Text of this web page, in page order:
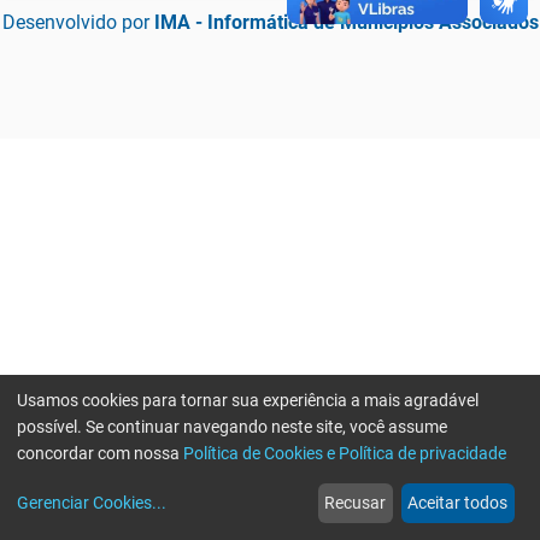
Desenvolvido por IMA - Informática de Municípios Associados
web
Notícias
more_horiz
Mais
Usamos cookies para tornar sua experiência a mais agradável
possível. Se continuar navegando neste site, você assume
concordar com nossa Política de Cookies e Política de privacidade
Gerenciar Cookies... Recusar Aceitar todos
Erro ao enviar informações, por favor tente novamente